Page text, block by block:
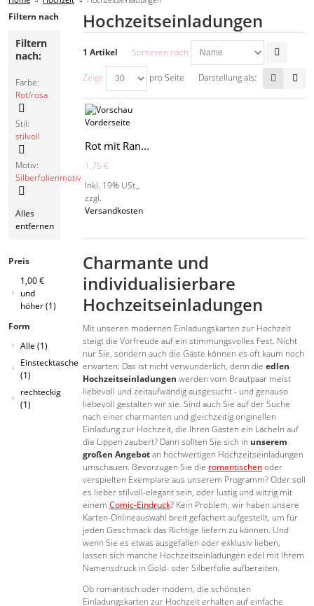
Hochzeitseinladungen
1 Artikel Sortieren nach
Zeige pro Seite Darstellung als:
Rot mit Ranken - A2036
1,75 €
Inkl. 19% USt.,
zzgl.
Versandkosten
Charmante und
individualisierbare
Hochzeitseinladungen
Mit unseren modernen Einladungskarten zur Hochzeit
steigt die Vorfreude auf ein stimmungsvolles Fest. Nicht
nur Sie, sondern auch die Gäste können es oft kaum noch
erwarten. Das ist nicht verwunderlich, denn die edlen
Hochzeitseinladungen werden vom Brautpaar meist
liebevoll und zeitaufwändig ausgesucht - und genauso
liebevoll gestalten wir sie. Sind auch Sie auf der Suche
nach einer charmanten und gleichzeitig originellen
Einladung zur Hochzeit, die Ihren Gästen ein Lächeln auf
die Lippen zaubert? Dann sollten Sie sich in unserem
großen Angebotan hochwertigen Hochzeitseinladungen
umschauen. Bevorzugen Sie die romantischenoder
verspielten Exemplare aus unserem Programm? Oder soll
es lieber stilvoll-elegant sein, oder lustig und witzig mit
einem Comic-Eindruck? Kein Problem, wir haben unsere
Karten-Onlineauswahl breit gefächert aufgestellt, um für
jeden Geschmack das Richtige liefern zu können. Und
wenn Sie es etwas ausgefallen oder exklusiv lieben,
lassen sich manche Hochzeitseinladungen edel mit Ihrem
Namensdruck in Gold- oder Silberfolie aufbereiten.
Ob romantisch oder modern, die schönsten
Einladungskarten zur Hochzeit erhalten auf einfache
Filtern nach
Filtern
nach:
Farbe:
Rot/rosa
Diesen
Artikel
entfernen
Stil:
stilvoll
Diesen
Artikel
entfernen
Motiv:
Silberfolienmotiv
Artikel
entfernen
Alles
entfernen
Preis
1,00 €
und
höher(1)
Form
Alle (1)
Einstecktasche
(1)
rechteckig
(1)